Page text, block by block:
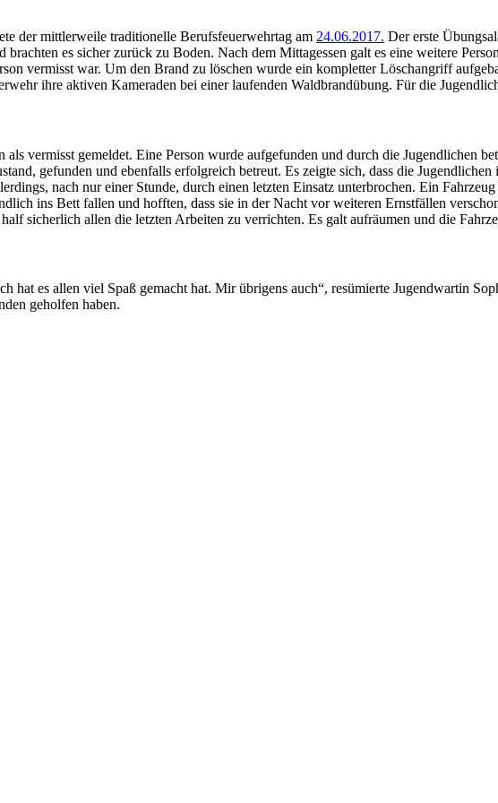
der mittlerweile traditionelle Berufsfeuerwehrtag am 24.06.2017. Der erste
es sicher zurück zu Boden. Nach dem Mittagessen galt es eine weitere
vermisst war. Um den Brand zu löschen wurde ein kompletter Löschangriff
ihre aktiven Kameraden bei einer laufenden Waldbrandübung. Für die
vermisst gemeldet. Eine Person wurde aufgefunden und durch die Jugendlichen
gefunden und ebenfalls erfolgreich betreut. Es zeigte sich, dass die
nach nur einer Stunde, durch einen letzten Einsatz unterbrochen. Ein
ins Bett fallen und hofften, dass sie in der Nacht vor weiteren Ernstfällen
sicherlich allen die letzten Arbeiten zu verrichten. Es galt aufräumen und die
hat es allen viel Spaß gemacht hat. Mir übrigens auch“, resümierte Jugendwartin
geholfen haben.